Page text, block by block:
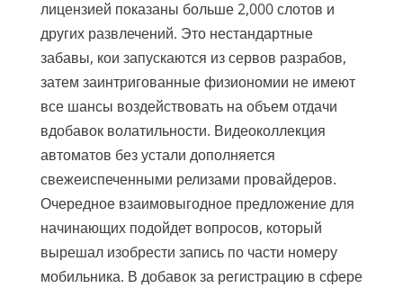
лицензией показаны больше 2,000 слотов и
других развлечений. Это нестандартные
забавы, кои запускаются из сервов разрабов,
затем заинтригованные физиономии не имеют
все шансы воздействовать на объем отдачи
вдобавок волатильности. Видеоколлекция
автоматов без устали дополняется
свежеиспеченными релизами провайдеров.
Очередное взаимовыгодное предложение для
начинающих подойдет вопросов, который
вырешал изобрести запись по части номеру
мобильника. В добавок за регистрацию в сфере